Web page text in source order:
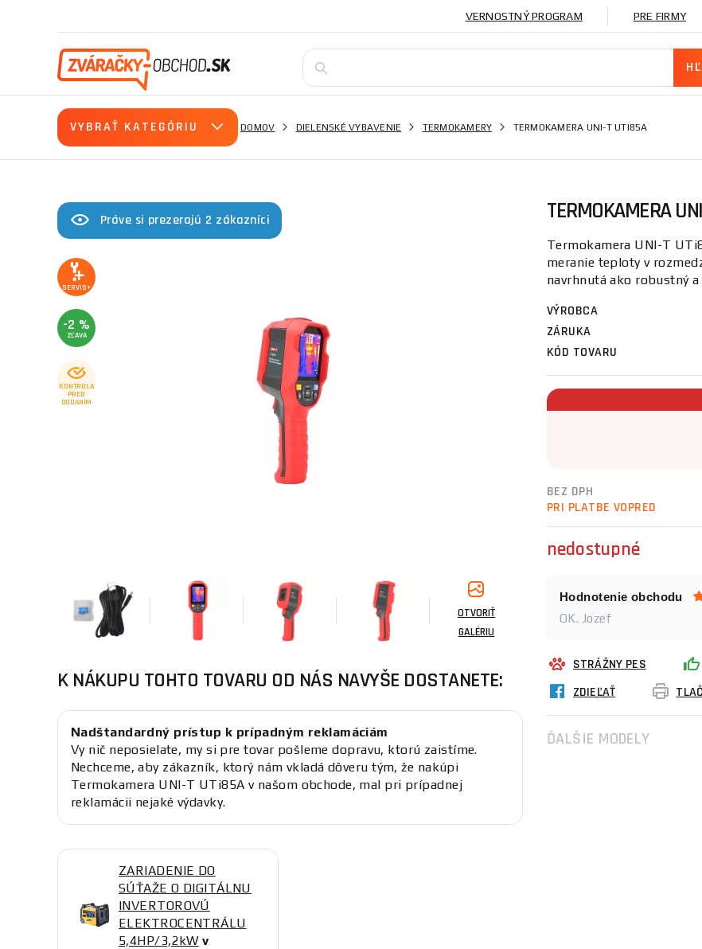
VERNOSTNÝ PROGRAM PRE FIRMY
VYBRAŤ KATEGÓRIU DOMOV DIELENSKÉ VYBAVENIE TERMOKAMERY TERMOKAMERA UNI-T UTI85A
Práve si prezerajú 2 zákazníci
SERVIS+
-2 %
ZĽAVA
KONTROLA
PRED
DODANÍM
OTVORIŤ
GALÉRIU
K NÁKUPU TOHTO TOVARU OD NÁS NAVYŠE DOSTANETE:
Nadštandardný prístup k prípadným reklamáciám
Vy nič neposielate, my si pre tovar pošleme dopravu, ktorú zaistíme.
Nechceme, aby zákazník, ktorý nám vkladá dôveru tým, že nakúpi
Termokamera UNI-T UTi85A v našom obchode, mal pri prípadnej
reklamácii nejaké výdavky.
ZARIADENIE DO
SÚŤAŽE O DIGITÁLNU
INVERTOROVÚ
ELEKTROCENTRÁLU
5,4HP/3,2kW v
TERMOKAMERA
Termokamera UNI-T
meranie teploty v
navrhnutá ako robustný a
VÝROBCA
ZÁRUKA
KÓD TOVARU
BEZ DPH
PRI PLATBE VOPRED
nedostupné
Hodnotenie obchodu
OK. Jozef
STRÁŽNY PES
ZDIEĽAŤ
ĎALŠIE MODELY